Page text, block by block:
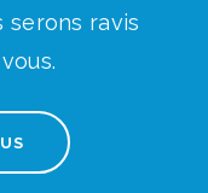
serons ravis